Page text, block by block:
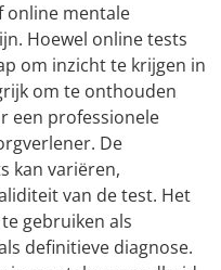
online mentale
Hoewel online tests
om inzicht te krijgen in
om te onthouden
een professionele
De
kan variëren,
van de test. Het
gebruiken als
definitieve diagnose.